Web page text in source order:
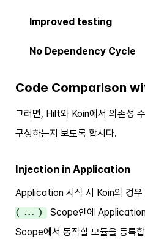
Improved testing
No Dependency Cycle
Code Comparison
그러면, Hilt와 Koin에서 의존성
구성하는지 보도록 합시다.
Injection in Application
Application 시작 시 Koin의 경우
(...)
Scope안에
Scope에서 동작할 모듈을 등록